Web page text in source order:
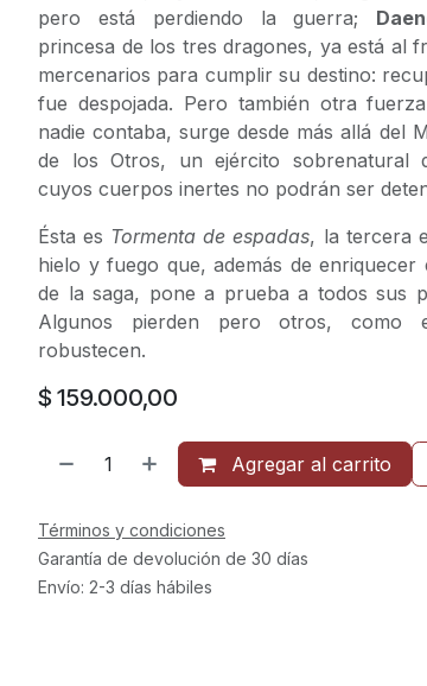
pero está perdiendo la guerra;
princesa de los tres dragones, ya está al
mercenarios para cumplir su destino:
fue despojada. Pero también otra
nadie contaba, surge desde más allá del
de los Otros, un ejército sobrenatural
cuyos cuerpos inertes no podrán ser
Ésta es Tormenta de espadas, la tercera
hielo y fuego que, además de enriquecer
de la saga, pone a prueba a todos sus
Algunos pierden pero otros, como
robustecen.
$ 159.000,00
Agregar al carrito
Términos y condiciones
Garantía de devolución de 30 días
Envío: 2-3 días hábiles